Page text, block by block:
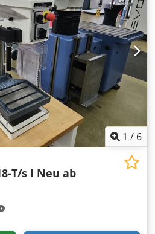
- tope de profundidad de
de pie de PARADA DE
1 / 6
T/s I Neu ab